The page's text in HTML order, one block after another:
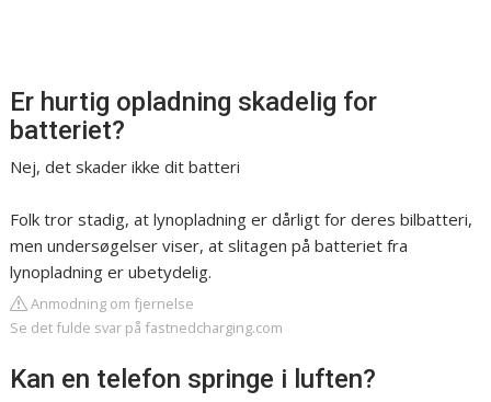
Er hurtig opladning skadelig for
batteriet?
Nej, det skader ikke dit batteri
Folk tror stadig, at lynopladning er dårligt for deres bilbatteri,
men undersøgelser viser, at slitagen på batteriet fra
lynopladning er ubetydelig.
Anmodning om fjernelse
Se det fulde svar på fastnedcharging.com
Kan en telefon springe i luften?